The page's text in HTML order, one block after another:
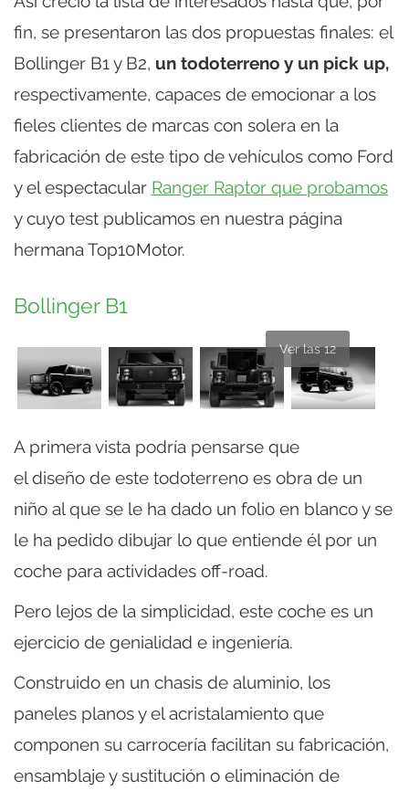
fin, se presentaron las dos propuestas finales: el
Bollinger B1 y B2, un todoterreno y un pick up,
respectivamente, capaces de emocionar a los
fieles clientes de marcas con solera en la
fabricación de este tipo de vehículos como Ford
y el espectacular Ranger Raptor que probamos
y cuyo test publicamos en nuestra página
hermana Top10Motor.
Bollinger B1
Ver las 12
A primera vista podría pensarse que
el diseño de este todoterreno es obra de un
niño al que se le ha dado un folio en blanco y se
le ha pedido dibujar lo que entiende él por un
coche para actividades off-road.
Pero lejos de la simplicidad, este coche es un
ejercicio de genialidad e ingeniería.
Construido en un chasis de aluminio, los
paneles planos y el acristalamiento que
componen su carrocería facilitan su fabricación,
ensamblaje y sustitución o eliminación de